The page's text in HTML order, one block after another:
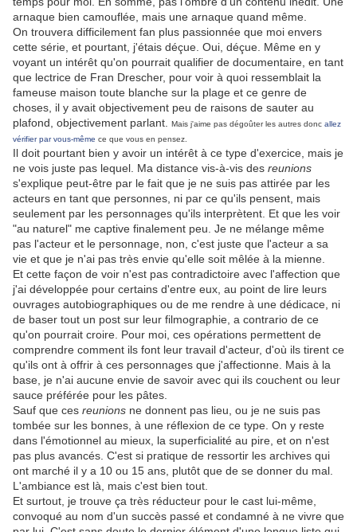
arnaque bien camouflée, mais une arnaque quand même.
On trouvera difficilement fan plus passionnée que moi envers
cette série, et pourtant, j'étais déçue. Oui, déçue. Même en y
voyant un intérêt qu'on pourrait qualifier de documentaire, en tant
que lectrice de Fran Drescher, pour voir à quoi ressemblait la
fameuse maison toute blanche sur la plage et ce genre de
choses, il y avait objectivement peu de raisons de sauter au
plafond, objectivement parlant.
Mais j'aime pas dégoûter les autres donc allez
vérifier par vous-même ce que vous en pensez.
Il doit pourtant bien y avoir un intérêt à ce type d'exercice, mais je
ne vois juste pas lequel. Ma distance vis-à-vis des reunions
s'explique peut-être par le fait que je ne suis pas attirée par les
acteurs en tant que personnes, ni par ce qu'ils pensent, mais
seulement par les personnages qu'ils interprètent. Et que les voir
"au naturel" me captive finalement peu. Je ne mélange même
pas l'acteur et le personnage, non, c'est juste que l'acteur a sa
vie et que je n'ai pas très envie qu'elle soit mêlée à la mienne.
Et cette façon de voir n'est pas contradictoire avec l'affection que
j'ai développée pour certains d'entre eux, au point de lire leurs
ouvrages autobiographiques ou de me rendre à une dédicace, ni
de baser tout un post sur leur filmographie, a contrario de ce
qu'on pourrait croire. Pour moi, ces opérations permettent de
comprendre comment ils font leur travail d'acteur, d'où ils tirent ce
qu'ils ont à offrir à ces personnages que j'affectionne. Mais à la
base, je n'ai aucune envie de savoir avec qui ils couchent ou leur
sauce préférée pour les pâtes.
Sauf que ces reunions ne donnent pas lieu, ou je ne suis pas
tombée sur les bonnes, à une réflexion de ce type. On y reste
dans l'émotionnel au mieux, la superficialité au pire, et on n'est
pas plus avancés. C'est si pratique de ressortir les archives qui
ont marché il y a 10 ou 15 ans, plutôt que de se donner du mal.
L'ambiance est là, mais c'est bien tout.
Et surtout, je trouve ça très réducteur pour le cast lui-même,
convoqué au nom d'un succès passé et condamné à ne vivre que